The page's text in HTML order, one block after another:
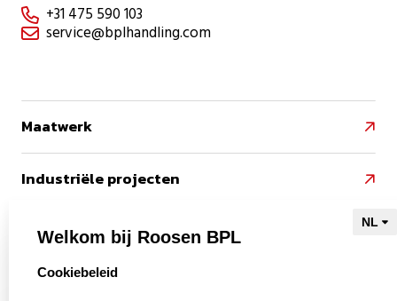
 +31 475 590 103
 service@bplhandling.com
Maatwerk 
Industriële projecten 
Referenties 
Naar Kieu Engineering
Welkom bij Roosen BPL
select language
Cookiebeleid